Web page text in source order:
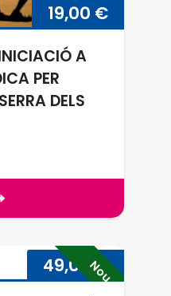
19,00 €
A
PER
DELS
NOVA DATA! INICIACIÓ A LA
VISITEM UN DELS JARDINS
Nou
49,00€